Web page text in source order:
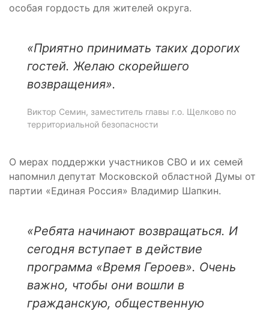
особая гордость для жителей округа.
«Приятно принимать таких дорогих
гостей. Желаю скорейшего
возвращения».
Виктор Семин, заместитель главы г.о. Щелково по
территориальной безопасности
О мерах поддержки участников СВО и их семей
напомнил депутат Московской областной Думы от
партии «Единая Россия» Владимир Шапкин.
«Ребята начинают возвращаться. И
сегодня вступает в действие
программа «Время Героев». Очень
важно, чтобы они вошли в
гражданскую, общественную